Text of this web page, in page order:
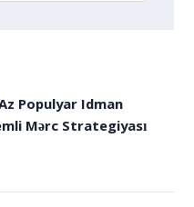
Populyar Idman
Mərc Strategiyası